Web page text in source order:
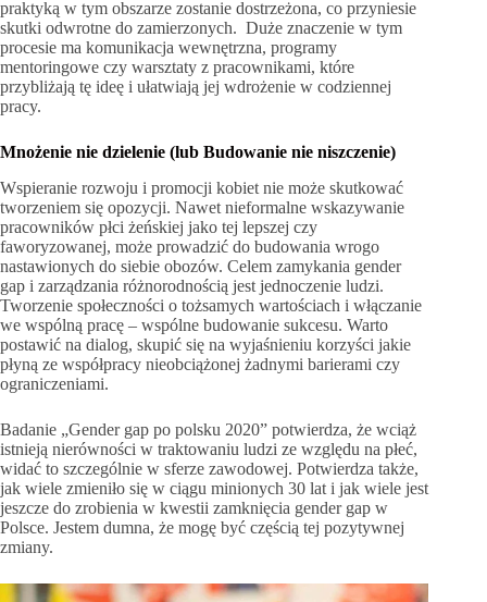
praktyką w tym obszarze zostanie dostrzeżona, co przyniesie
skutki odwrotne do zamierzonych. Duże znaczenie w tym
procesie ma komunikacja wewnętrzna, programy
mentoringowe czy warsztaty z pracownikami, które
przybliżają tę ideę i ułatwiają jej wdrożenie w codziennej
pracy.
Mnożenie nie dzielenie (lub Budowanie nie niszczenie)
Wspieranie rozwoju i promocji kobiet nie może skutkować
tworzeniem się opozycji. Nawet nieformalne wskazywanie
pracowników płci żeńskiej jako tej lepszej czy
faworyzowanej, może prowadzić do budowania wrogo
nastawionych do siebie obozów. Celem zamykania gender
gap i zarządzania różnorodnością jest jednoczenie ludzi.
Tworzenie społeczności o tożsamych wartościach i włączanie
we wspólną pracę – wspólne budowanie sukcesu. Warto
postawić na dialog, skupić się na wyjaśnieniu korzyści jakie
płyną ze współpracy nieobciążonej żadnymi barierami czy
ograniczeniami.
Badanie „Gender gap po polsku 2020” potwierdza, że wciąż
istnieją nierówności w traktowaniu ludzi ze względu na płeć,
widać to szczególnie w sferze zawodowej. Potwierdza także,
jak wiele zmieniło się w ciągu minionych 30 lat i jak wiele jest
jeszcze do zrobienia w kwestii zamknięcia gender gap w
Polsce. Jestem dumna, że mogę być częścią tej pozytywnej
zmiany.